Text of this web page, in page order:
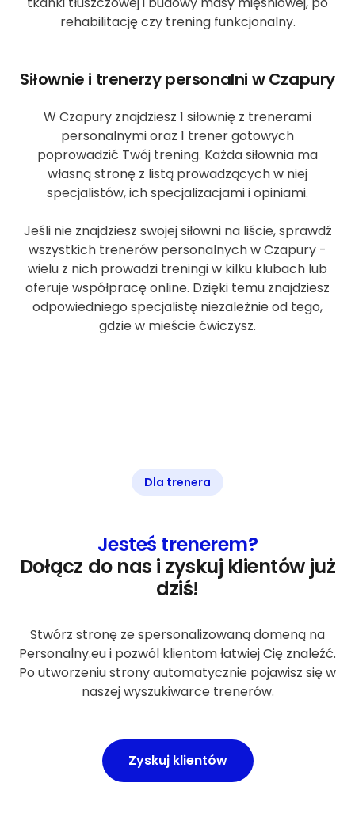
rehabilitację czy trening funkcjonalny.
Siłownie i trenerzy personalni w Czapury
W Czapury znajdziesz 1 siłownię z trenerami
personalnymi oraz 1 trener gotowych
poprowadzić Twój trening. Każda siłownia ma
własną stronę z listą prowadzących w niej
specjalistów, ich specjalizacjami i opiniami.
Jeśli nie znajdziesz swojej siłowni na liście, sprawdź
wszystkich trenerów personalnych w Czapury -
wielu z nich prowadzi treningi w kilku klubach lub
oferuje współpracę online. Dzięki temu znajdziesz
odpowiedniego specjalistę niezależnie od tego,
gdzie w mieście ćwiczysz.
Dla trenera
Jesteś trenerem?
Dołącz do nas i zyskuj klientów już
dziś!
Stwórz stronę ze spersonalizowaną domeną na
Personalny.eu i pozwól klientom łatwiej Cię znaleźć.
Po utworzeniu strony automatycznie pojawisz się w
naszej wyszukiwarce trenerów.
Zyskuj klientów